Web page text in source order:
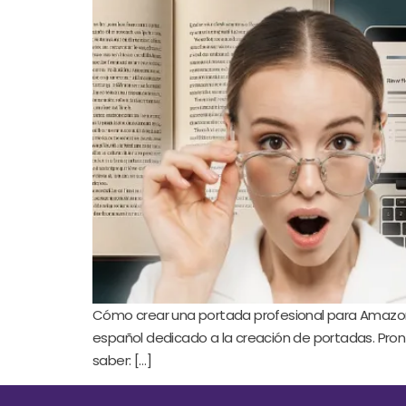
Cómo crear una portada profesional para
español dedicado a la creación de portadas.
saber: […]